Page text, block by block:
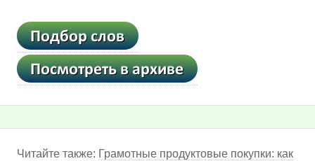
Читайте также: Грамотные продуктовые покупки: как